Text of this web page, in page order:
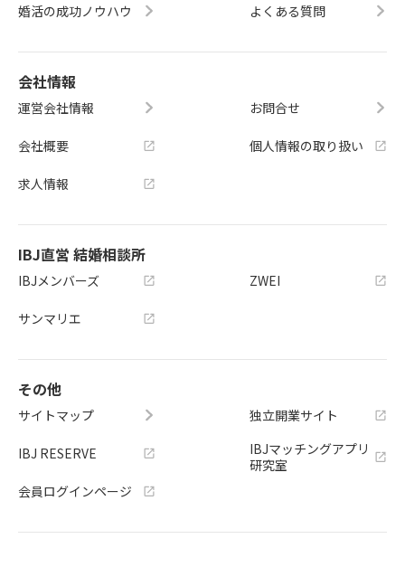
婚活の成功ノウハウ よくある質問
会社情報
運営会社情報
会社概要
求人情報
お問合せ
個人情報の取り扱い
IBJ直営 結婚相談所
IBJメンバーズ
サンマリエ
ZWEI
その他
サイトマップ
IBJ RESERVE
会員ログインページ
独立開業サイト
IBJマッチングアプリ
研究室